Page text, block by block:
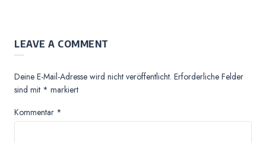
LEAVE A COMMENT
Deine E-Mail-Adresse wird nicht veröffentlicht. Erforderliche Felder
sind mit * markiert
Kommentar *